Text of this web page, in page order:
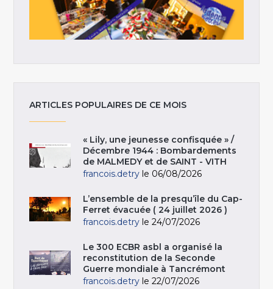
ARTICLES POPULAIRES DE CE MOIS
« Lily, une jeunesse confisquée » /
Décembre 1944 : Bombardements
de MALMEDY et de SAINT - VITH
francois.detry le 06/08/2026
L’ensemble de la presqu’île du Cap-
Ferret évacuée ( 24 juillet 2026 )
francois.detry le 24/07/2026
Le 300 ECBR asbl a organisé la
reconstitution de la Seconde
Guerre mondiale à Tancrémont
francois.detry le 22/07/2026